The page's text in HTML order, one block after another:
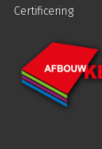
Certificering